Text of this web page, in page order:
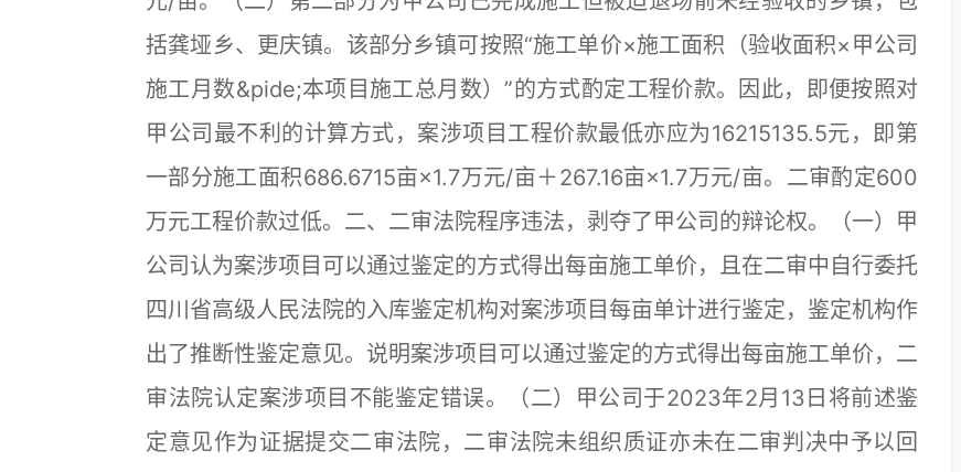
括龚垭乡、更庆镇。该部分乡镇可按照“施工单价×施工面积（验收面积×甲公司
施工月数&pide;本项目施工总月数）”的方式酌定工程价款。因此，即便按照对
甲公司最不利的计算方式，案涉项目工程价款最低亦应为16215135.5元，即第
一部分施工面积686.6715亩×1.7万元/亩＋267.16亩×1.7万元/亩。二审酌定600
万元工程价款过低。二、二审法院程序违法，剥夺了甲公司的辩论权。（一）甲
公司认为案涉项目可以通过鉴定的方式得出每亩施工单价，且在二审中自行委托
四川省高级人民法院的入库鉴定机构对案涉项目每亩单计进行鉴定，鉴定机构作
出了推断性鉴定意见。说明案涉项目可以通过鉴定的方式得出每亩施工单价，二
审法院认定案涉项目不能鉴定错误。（二）甲公司于2023年2月13日将前述鉴
定意见作为证据提交二审法院，二审法院未组织质证亦未在二审判决中予以回